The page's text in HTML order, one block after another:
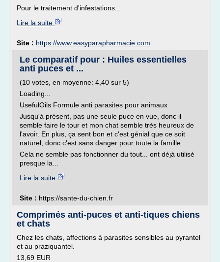
Pour le traitement d'infestations...
Lire la suite
Site : https://www.easyparapharmacie.com
Le comparatif pour : Huiles essentielles
anti puces et ...
(10 votes, en moyenne: 4,40 sur 5)
Loading...
UsefulOils Formule anti parasites pour animaux
Jusqu'à présent, pas une seule puce en vue, donc il
semble faire le tour et mon chat semble très heureux de
l'avoir. En plus, ça sent bon et c'est génial que ce soit
naturel, donc c'est sans danger pour toute la famille.
Cela ne semble pas fonctionner du tout... ont déjà utilisé
presque la...
Lire la suite
Site : https://sante-du-chien.fr
Comprimés anti-puces et anti-tiques chiens
et chats
Chez les chats, affections à parasites sensibles au pyrantel
et au praziquantel.
13,69 EUR